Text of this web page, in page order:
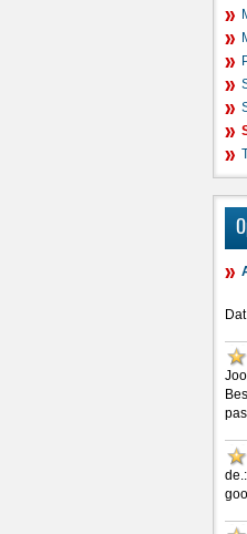
de.: